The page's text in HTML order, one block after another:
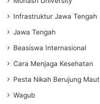
Infrastruktur Jawa Tengah
Jawa Tengah
Beasiswa Internasional
Cara Menjaga Kesehatan
Pesta Nikah Berujung Maut
Wagub